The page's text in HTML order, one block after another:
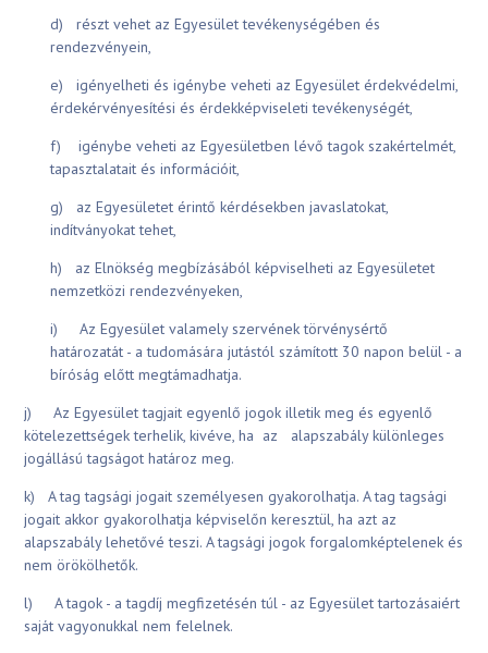
d) részt vehet az Egyesület tevékenységében és
rendezvényein,
e) igényelheti és igénybe veheti az Egyesület érdekvédelmi,
érdekérvényesítési és érdekképviseleti tevékenységét,
f) igénybe veheti az Egyesületben lévő tagok szakértelmét,
tapasztalatait és információit,
g) az Egyesületet érintő kérdésekben javaslatokat,
indítványokat tehet,
h) az Elnökség megbízásából képviselheti az Egyesületet
nemzetközi rendezvényeken,
i) Az Egyesület valamely szervének törvénysértő
határozatát - a tudomására jutástól számított 30 napon belül - a
bíróság előtt megtámadhatja.
j) Az Egyesület tagjait egyenlő jogok illetik meg és egyenlő
kötelezettségek terhelik, kivéve, ha az alapszabály különleges
jogállású tagságot határoz meg.
k) A tag tagsági jogait személyesen gyakorolhatja. A tag tagsági
jogait akkor gyakorolhatja képviselőn keresztül, ha azt az
alapszabály lehetővé teszi. A tagsági jogok forgalomképtelenek és
nem örökölhetők.
l) A tagok - a tagdíj megfizetésén túl - az Egyesület tartozásaiért
saját vagyonukkal nem felelnek.